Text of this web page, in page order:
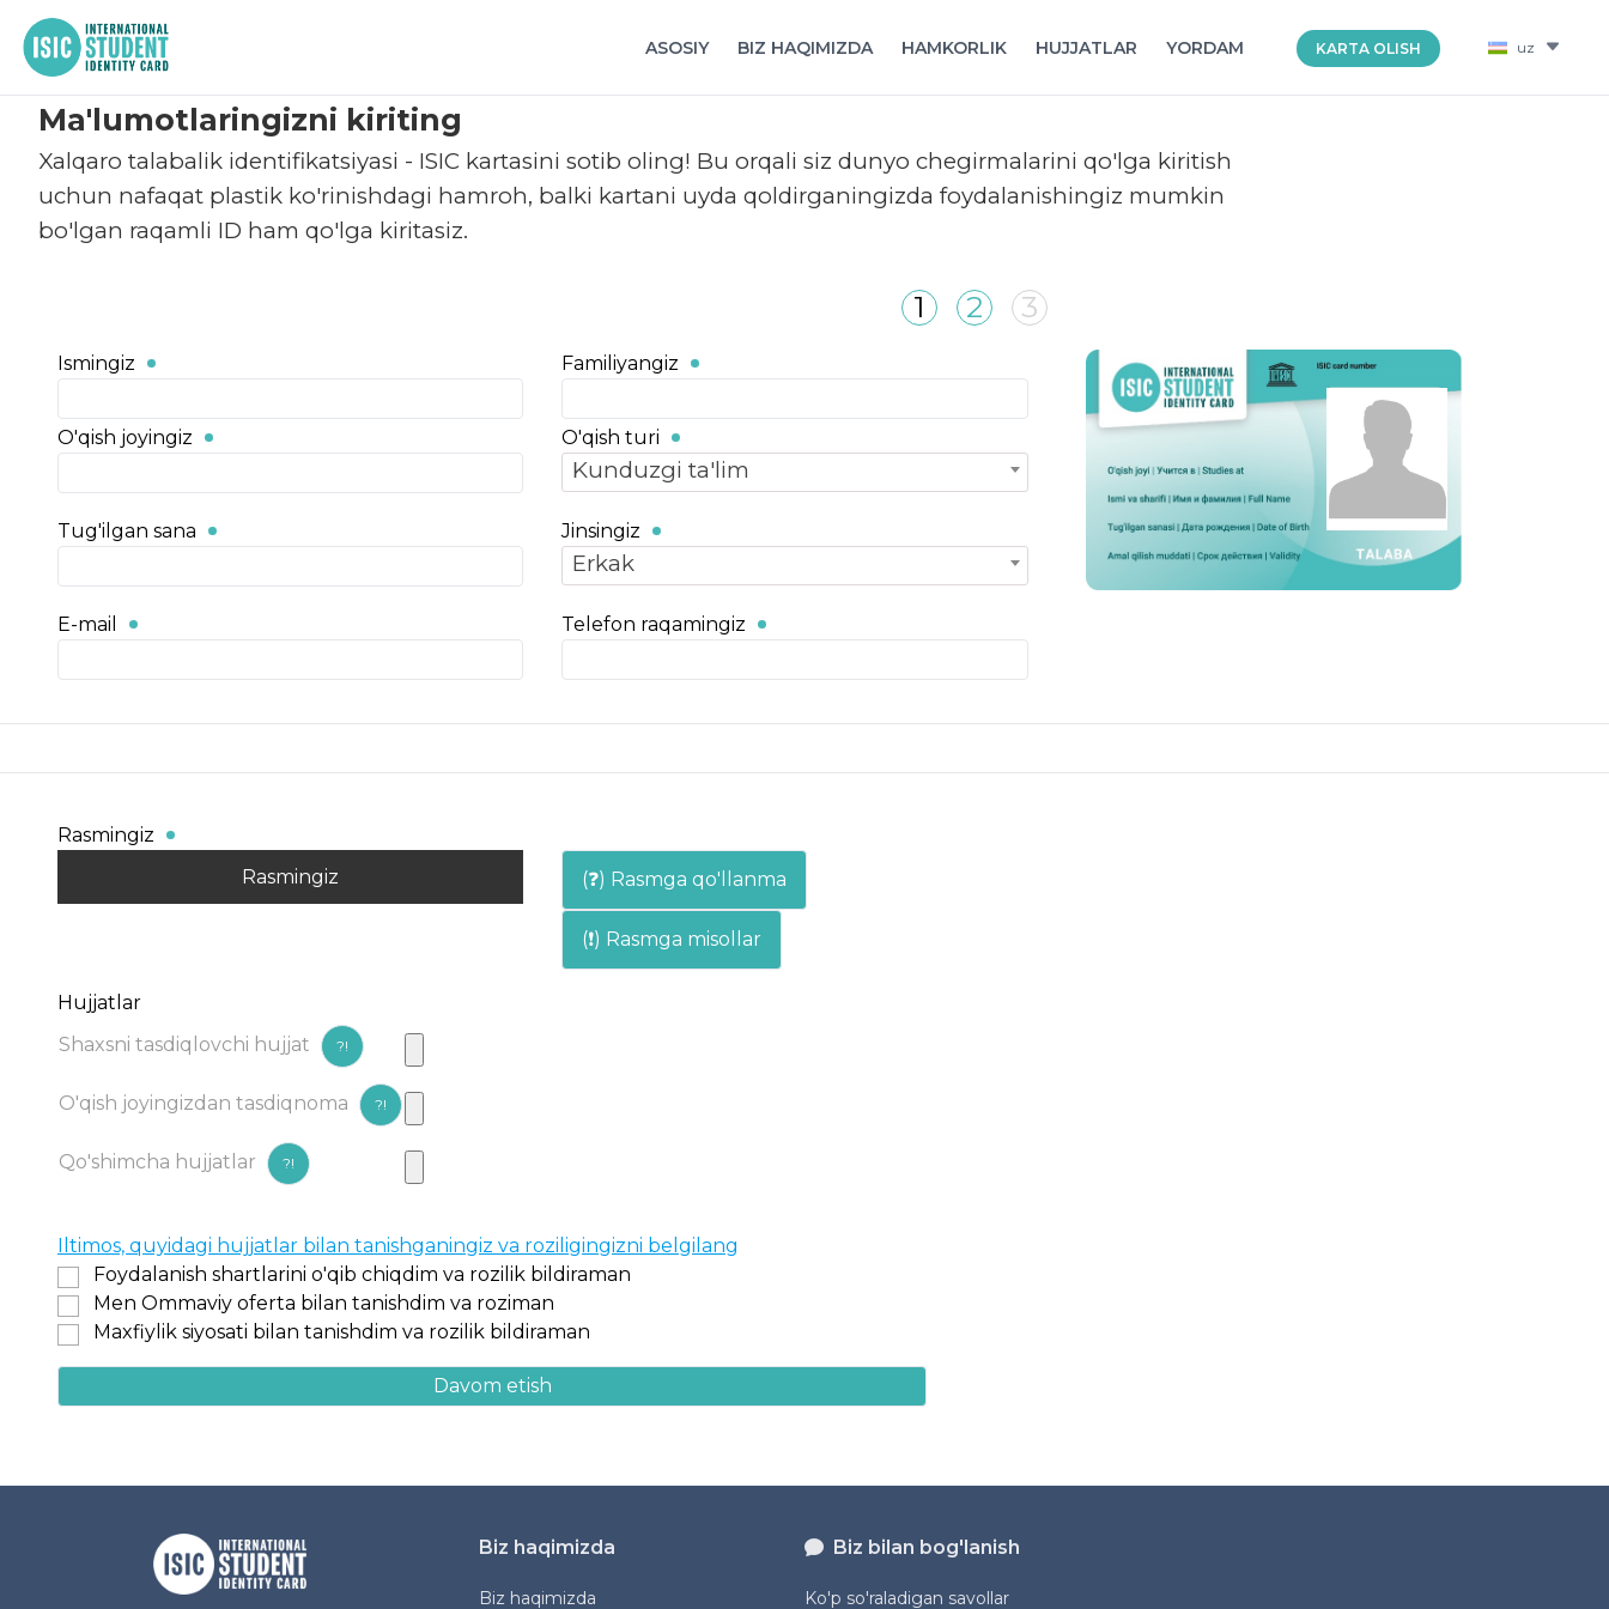
Asosiy
Biz
haqimizda
Hamkorlik
Hujjatlar
Yordam
ASOSIY BIZ HAQIMIZDA HAMKORLIK HUJJATLAR YORDAM KARTA OLISH uz
Ma'lumotlaringizni kiriting
Xalqaro talabalik identifikatsiyasi - ISIC kartasini sotib oling! Bu orqali siz dunyo chegirmalarini qo'lga kiritish
uchun nafaqat plastik ko'rinishdagi hamroh, balki kartani uyda qoldirganingizda foydalanishingiz mumkin
bo'lgan raqamli ID ham qo'lga kiritasiz.
1 2 3
Ismingiz Familiyangiz
O'qish joyingiz O'qish turi
Kunduzgi ta'lim
Tug'ilgan sana Jinsingiz
Erkak
E-mail Telefon raqamingiz
Rasmingiz
Rasmingiz
(❓) Rasmga qo'llanma
(❗) Rasmga misollar
Hujjatlar
Shaxsni tasdiqlovchi hujjat
?!
O'qish joyingizdan tasdiqnoma ?!
Qo'shimcha hujjatlar ?!
Iltimos, quyidagi hujjatlar bilan tanishganingiz va roziligingizni belgilang
Foydalanish shartlarini o'qib chiqdim va rozilik bildiraman
Men Ommaviy oferta bilan tanishdim va roziman
Maxfiylik siyosati bilan tanishdim va rozilik bildiraman
Davom etish
Biz haqimizda
Biz haqimizda
Biz bilan bog'lanish
Ko'p so'raladigan savollar